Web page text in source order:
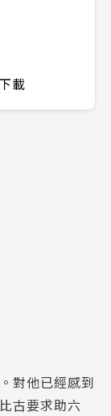
載
對他已經感到
古要求助六